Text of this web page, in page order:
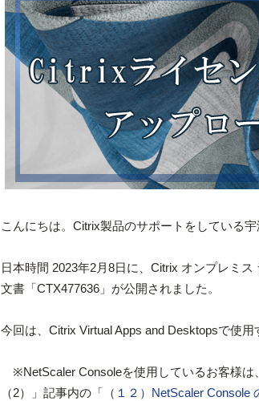
こんにちは。Citrix製品のサポートをしている宇
日本時間 2023年2月8日に、Citrix オンプレミ
文書「CTX477636」が公開されました。
今回は、Citrix Virtual Apps and Desktopsで使
※NetScaler Consoleを使用しているお客様は
（2）」記事内の「（ １２）NetScaler Console